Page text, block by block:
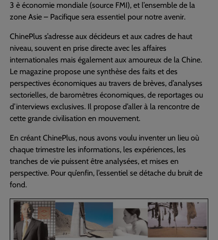
3 è économie mondiale (source FMI), et l’ensemble de la
zone Asie – Pacifique sera essentiel pour notre avenir.
ChinePlus s’adresse aux décideurs et aux cadres de haut
niveau, souvent en prise directe avec les affaires
internationales mais également aux amoureux de la Chine.
Le magazine propose une synthèse des faits et des
perspectives économiques au travers de brèves, d’analyses
sectorielles, de baromètres économiques, de reportages ou
d’interviews exclusives. Il propose d’aller à la rencontre de
cette grande civilisation en mouvement.
En créant ChinePlus, nous avons voulu inventer un lieu où
chaque trimestre les informations, les expériences, les
tranches de vie puissent être analysées, et mises en
perspective. Pour qu’enfin, l’essentiel se détache du bruit de
fond.